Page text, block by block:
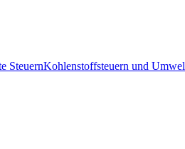
SteuernKohlenstoffsteuern und